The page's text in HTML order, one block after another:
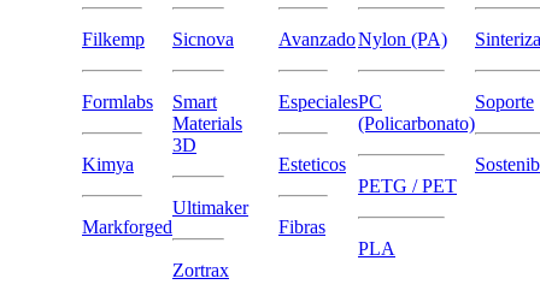
Filkemp
Formlabs
Kimya
Markforged
Sicnova
Smart
Materials
3D
Ultimaker
Zortrax
Avanzado
Especiales
Esteticos
Fibras
Nylon (PA)
PC
(Policarbonato)
PETG / PET
PLA
Soporte